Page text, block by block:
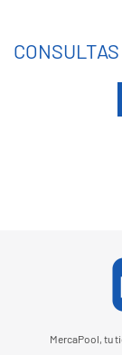
CONSULTAS
MercaPool, tu